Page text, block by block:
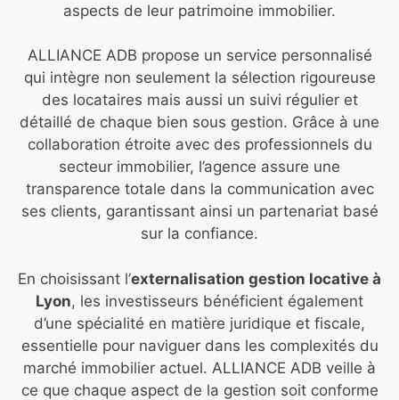
aspects de leur patrimoine immobilier.
ALLIANCE ADB propose un service personnalisé
qui intègre non seulement la sélection rigoureuse
des locataires mais aussi un suivi régulier et
détaillé de chaque bien sous gestion. Grâce à une
collaboration étroite avec des professionnels du
secteur immobilier, l’agence assure une
transparence totale dans la communication avec
ses clients, garantissant ainsi un partenariat basé
sur la confiance.
En choisissant l’externalisation gestion locative à
Lyon, les investisseurs bénéficient également
d’une spécialité en matière juridique et fiscale,
essentielle pour naviguer dans les complexités du
marché immobilier actuel. ALLIANCE ADB veille à
ce que chaque aspect de la gestion soit conforme